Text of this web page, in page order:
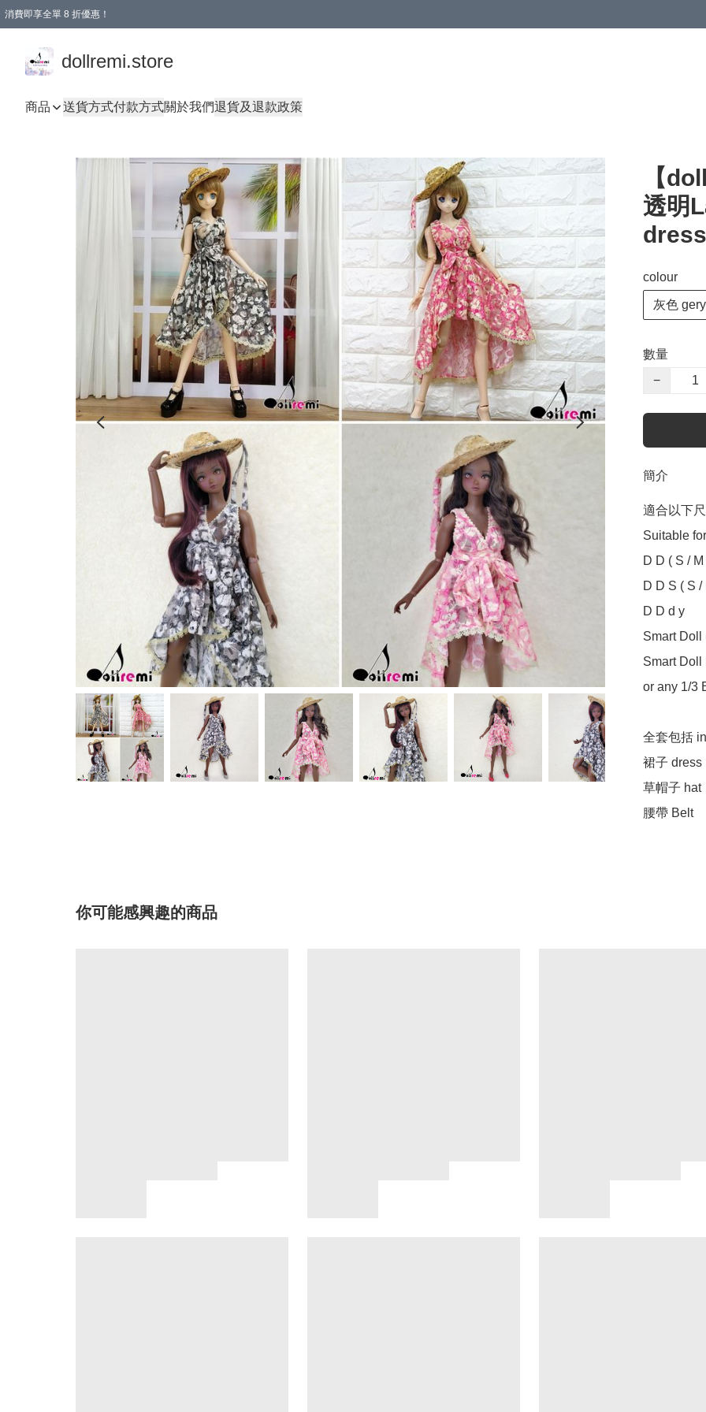
消費即享全單 8 折優惠！
dollremi.store
商品 送貨方式付款方式關於我們退貨及退款政策
【
透明
colour
灰色 gery
數量
−
簡介
適合以下
Suitable
D D ( S / M
D D S ( S /
D D d y
Smart Doll
Smart Doll
or any 1/3
全套包括
裙子 dress
草帽子 hat
你可能感興趣的商品